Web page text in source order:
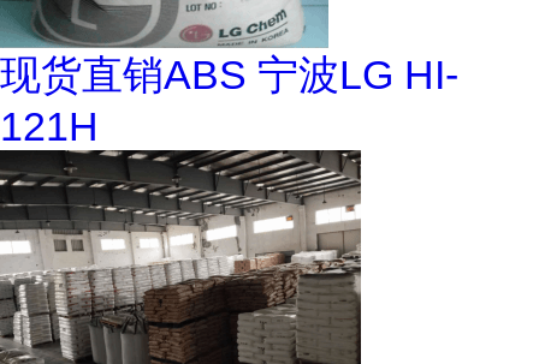
现货直销ABS 宁波LG HI-
121H